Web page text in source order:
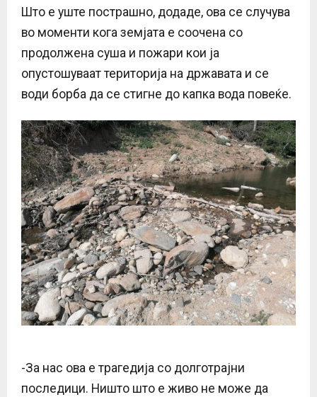
Што е уште пострашно, додаде, ова се случува
во моменти кога земјата е соочена со
продолжена суша и пожари кои ја
опустошуваат територија на државата и се
води борба да се стигне до капка вода повеќе.
-За нас ова е трагедија со долготрајни
последици. Ништо што е живо не може да